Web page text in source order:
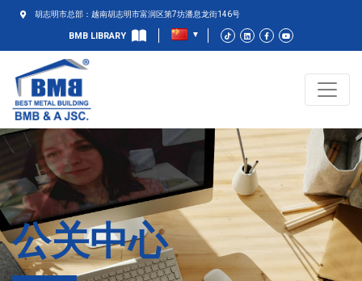
胡志明市总部：越南胡志明市富润区第7坊潘息龙街146号
BMB LIBRARY
公关中心